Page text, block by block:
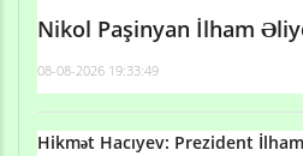
Nikol Paşinyan İlham
08-08-2026 19:33:49
Hikmət Hacıyev: Prezident